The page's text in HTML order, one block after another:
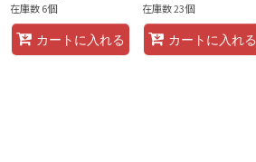
在庫数 6個
カートに入れる
在庫数 23個
カートに入れる